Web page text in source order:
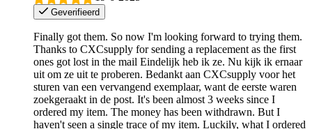
Geverifieerd
Finally got them. So now I'm looking forward to trying them.
Thanks to CXCsupply for sending a replacement as the first
ones got lost in the mail Eindelijk heb ik ze. Nu kijk ik ernaar
uit om ze uit te proberen. Bedankt aan CXCsupply voor het
sturen van een vervangend exemplaar, want de eerste waren
zoekgeraakt in de post. It's been almost 3 weeks since I
ordered my item. The money has been withdrawn. But I
haven't seen a single trace of my item. Luckily, what I ordered